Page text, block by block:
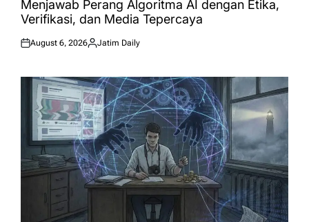
Menjawab Perang Algoritma AI dengan Etika,
Verifikasi, dan Media Tepercaya
Posted
August 6, 2026
Posted
Jatim Daily